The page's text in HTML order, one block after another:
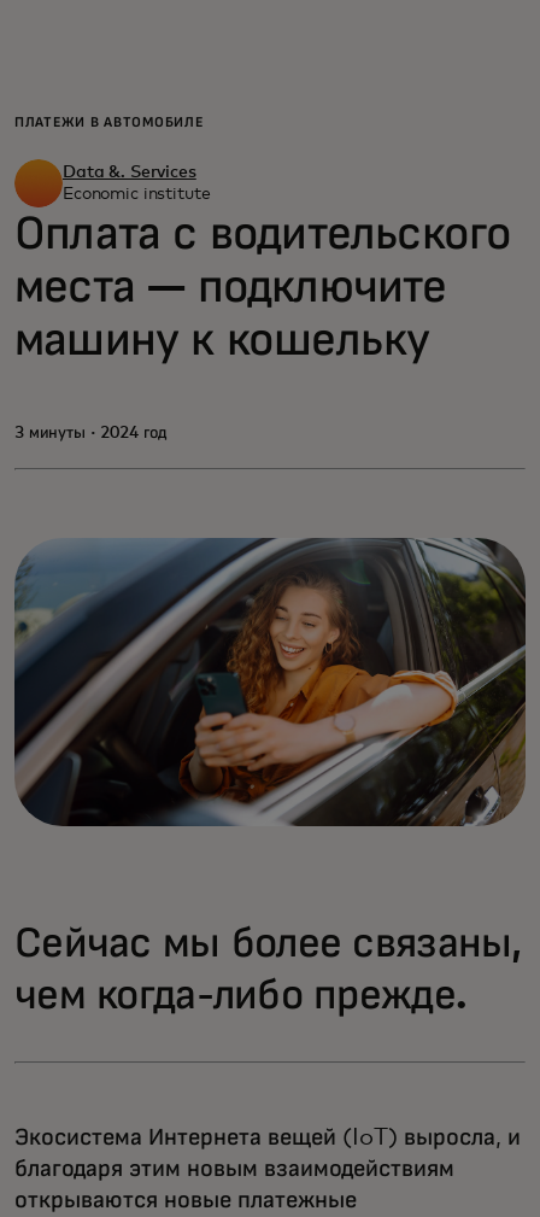
Для бизнеса
Для всего мира
Для новаторов
Новости и тренды
ПЛАТЕЖИ В АВТОМОБИЛЕ
Data &. Services
Economic institute
Оплата с водительского
места — подключите
машину к кошельку
3 минуты · 2024 год
Сейчас мы более связаны,
чем когда-либо прежде.
Экосистема Интернета вещей (IoT) выросла, и
благодаря этим новым взаимодействиям
открываются новые платежные